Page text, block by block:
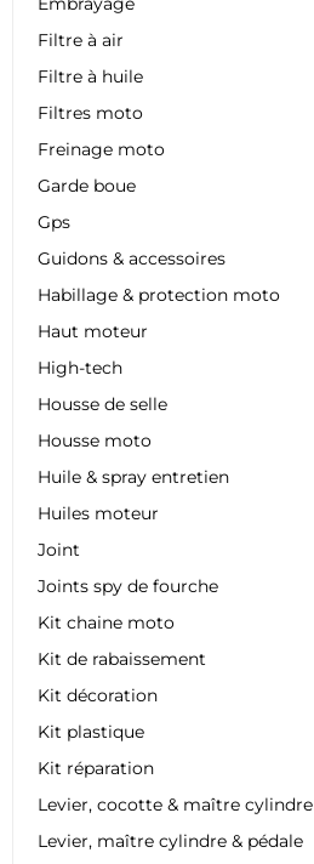
Filtre à air
Filtre à huile
Filtres moto
Freinage moto
Garde boue
Gps
Guidons & accessoires
Habillage & protection moto
Haut moteur
High-tech
Housse de selle
Housse moto
Huile & spray entretien
Huiles moteur
Joint
Joints spy de fourche
Kit chaine moto
Kit de rabaissement
Kit décoration
Kit plastique
Kit réparation
Levier, cocotte & maître cylindre
Levier, maître cylindre & pédale